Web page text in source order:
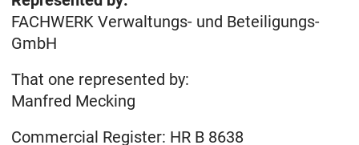
FACHWERK Verwaltungs- und Beteiligungs-
GmbH
That one represented by:
Manfred Mecking
Commercial Register: HR B 8638